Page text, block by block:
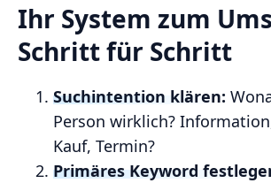
Ihr System zum
Schritt für Schritt
Suchintention klären:
Person wirklich?
Kauf, Termin?
Primäres Keyword